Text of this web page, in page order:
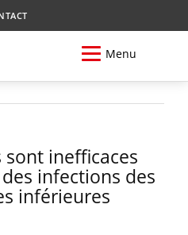
Menu
inefficaces
infections des
inférieures